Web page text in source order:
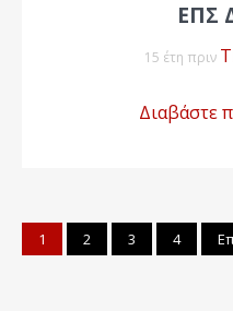
EΠΣ
15 έτη πριν
Διαβάστε
1 2 3 4